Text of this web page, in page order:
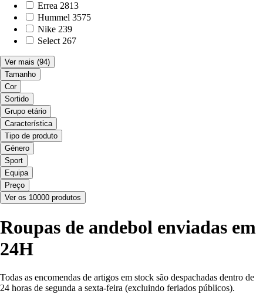
Errea 2813
Hummel 3575
Nike 239
Select 267
Ver mais (94)
Tamanho
Cor
Sortido
Grupo etário
Característica
Tipo de produto
Género
Sport
Equipa
Preço
Ver os 10000 produtos
Roupas de andebol enviadas em
24H
Todas as encomendas de artigos em stock são despachadas dentro de
24 horas de segunda a sexta-feira (excluindo feriados públicos).